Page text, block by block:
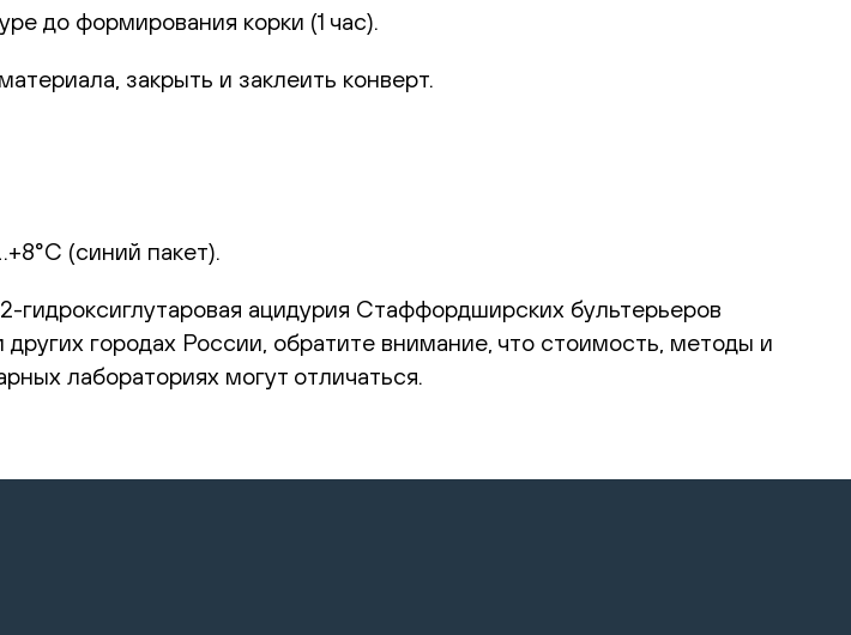
до формирования корки (1 час).
закрыть и заклеить конверт.
(синий пакет).
ацидурия Стаффордширских бультерьеров
городах России, обратите внимание, что стоимость, методы и
лабораториях могут отличаться.